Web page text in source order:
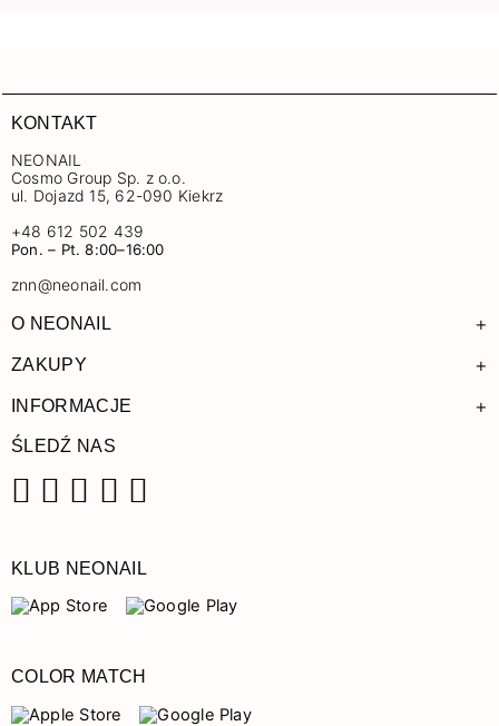
KONTAKT
NEONAIL
Cosmo Group Sp. z o.o.
ul. Dojazd 15, 62-090 Kiekrz
+48 612 502 439
Pon. – Pt. 8:00–16:00
znn@neonail.com
O NEONAIL +
ZAKUPY +
INFORMACJE +
ŚLEDŹ NAS
KLUB NEONAIL
COLOR MATCH